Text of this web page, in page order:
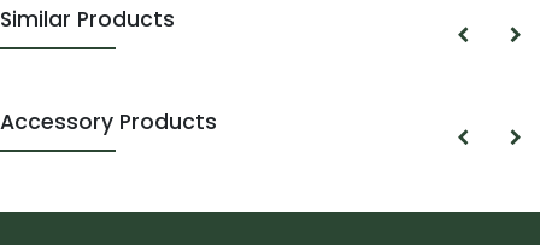
Similar Products
Accessory Products